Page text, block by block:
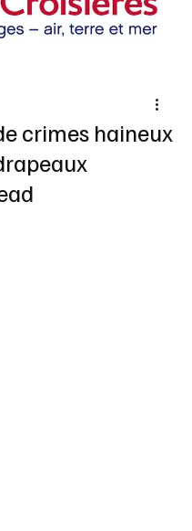
crimes haineux